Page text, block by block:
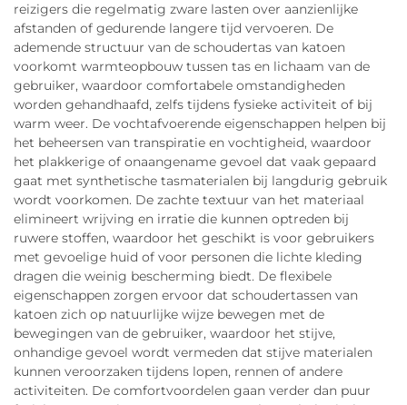
reizigers die regelmatig zware lasten over aanzienlijke
afstanden of gedurende langere tijd vervoeren. De
ademende structuur van de schoudertas van katoen
voorkomt warmteopbouw tussen tas en lichaam van de
gebruiker, waardoor comfortabele omstandigheden
worden gehandhaafd, zelfs tijdens fysieke activiteit of bij
warm weer. De vochtafvoerende eigenschappen helpen bij
het beheersen van transpiratie en vochtigheid, waardoor
het plakkerige of onaangename gevoel dat vaak gepaard
gaat met synthetische tasmaterialen bij langdurig gebruik
wordt voorkomen. De zachte textuur van het materiaal
elimineert wrijving en irratie die kunnen optreden bij
ruwere stoffen, waardoor het geschikt is voor gebruikers
met gevoelige huid of voor personen die lichte kleding
dragen die weinig bescherming biedt. De flexibele
eigenschappen zorgen ervoor dat schoudertassen van
katoen zich op natuurlijke wijze bewegen met de
bewegingen van de gebruiker, waardoor het stijve,
onhandige gevoel wordt vermeden dat stijve materialen
kunnen veroorzaken tijdens lopen, rennen of andere
activiteiten. De comfortvoordelen gaan verder dan puur